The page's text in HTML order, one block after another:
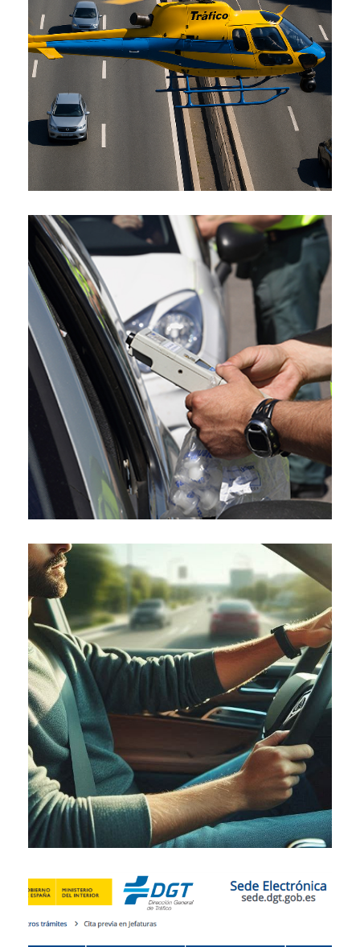
Contrato de Vigilancia Aérea en
Carreteras Estatales
02/05/2025
Nuevas normas de alcoholemia
de la DGT: límites más estrictos
en 2025
25/04/2025
Manejo del Estrés en el Tráfico
Urbano: Técnicas Efectivas